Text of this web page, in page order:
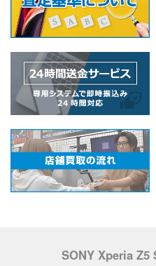
SONY Xperia Z5